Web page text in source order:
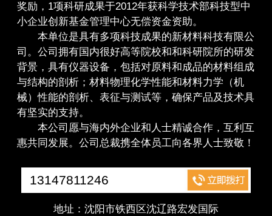
奖励，1项科研成果于2012年获科学技术部科技型中
小企业创新基金管理中心无偿资金资助。
本单位是具有多项科技成果的新材料科技有限公
司。公司拥有国内很好高等院校和和科研院所的研发
背景，具有仪器设备，包括对原料和成品的材料组成
与结构的剖析；材料物理化学性能和材料力学（机
械）性能的剖析、表征与测试等，确保产品及技术具
有坚实的支持。
本公司愿与海内外企业和人士精诚合作，互利互
惠共同发展。公司总裁携全体员工向各界人士致敬！
13147811246
地址：沈阳市铁西区沈辽路宏发国际